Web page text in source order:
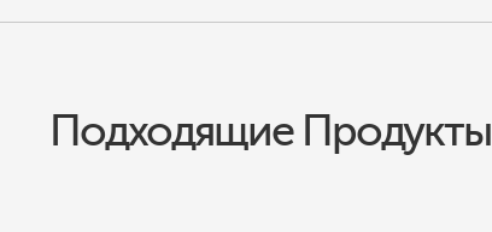
Подходящие Продукты